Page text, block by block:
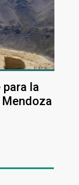
para la